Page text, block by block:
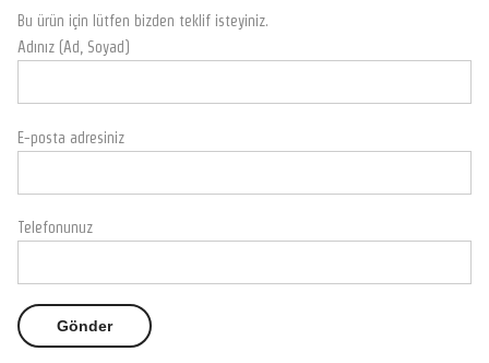
Bu ürün için lütfen bizden teklif isteyiniz.
Adınız (Ad, Soyad)
E-posta adresiniz
Telefonunuz